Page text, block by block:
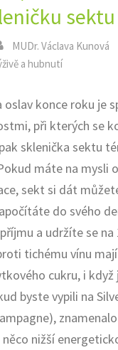
sektu
MUDr. Václava Kunová
a hubnutí
oslav konce roku je
při kterých se
sklenička sektu
máte na mysli
sekt si dát
do svého
a udržíte se na
tichému vínu
cukru, i když
byste vypili na
něco nižší